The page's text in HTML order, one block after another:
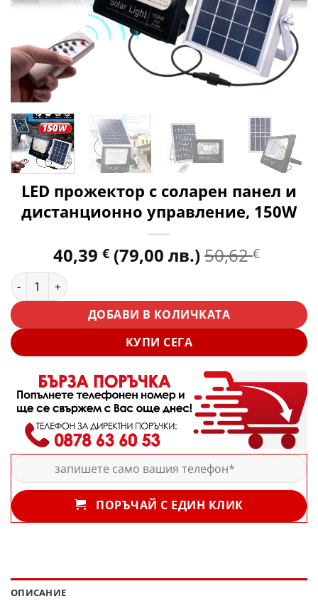
LED прожектор с соларен панел и
дистанционно управление, 150W
40,39 € (79,00 лв.)50,62€
количество за LED прожектор с соларен панел и
ДОБАВИ В КОЛИЧКАТА
КУПИ СЕГА
ПОРЪЧАЙ С ЕДИН КЛИК
ОПИСАНИЕ